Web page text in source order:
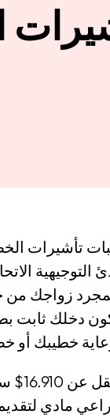
تأشيرات
يتجاوز 100% من
للرعاية. وترتفع تلك النسبة
دخلك ثابت
و يعني
لصفة راعي